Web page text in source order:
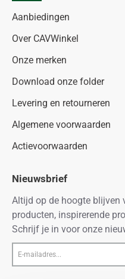
Aanbiedingen
Over CAVWinkel
Onze merken
Download onze folder
Levering en retourneren
Algemene voorwaarden
Actievoorwaarden
Nieuwsbrief
Altijd op de hoogte blijven
producten, inspirerende
Schrijf je in voor onze
mailadres...